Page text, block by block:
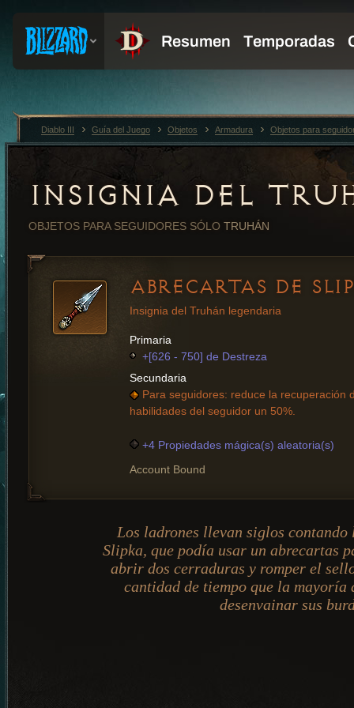
INSIGNIA DEL
OBJETOS PARA SEGUIDORES SÓLO TRUHÁN
ABRECARTAS DE
Insignia del Truhán legendaria
Primaria
+[626 - 750] de Destreza
Secundaria
Para seguidores: reduce la recuperación
habilidades del seguidor un 50%.
+4 Propiedades mágica(s) aleatoria(s)
Account Bound
Los ladrones llevan siglos
Slipka, que podía usar un abrecartas
abrir dos cerraduras y romper el
cantidad de tiempo que la mayoría
desenvainar sus
Diablo III Guía del Juego Objetos Armadura Objetos para